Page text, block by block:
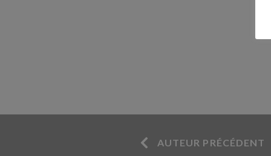
AUTEUR PRÉCÉDENT